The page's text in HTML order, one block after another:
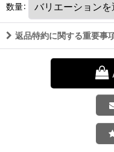
数量:
返品特約に関する重要事